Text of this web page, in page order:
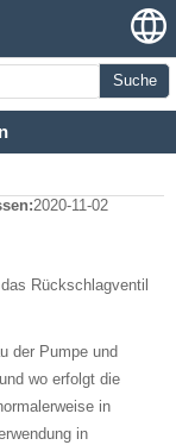
Suche
2020-11-02
Rückschlagventil
der Pumpe und
wo erfolgt die
in
in